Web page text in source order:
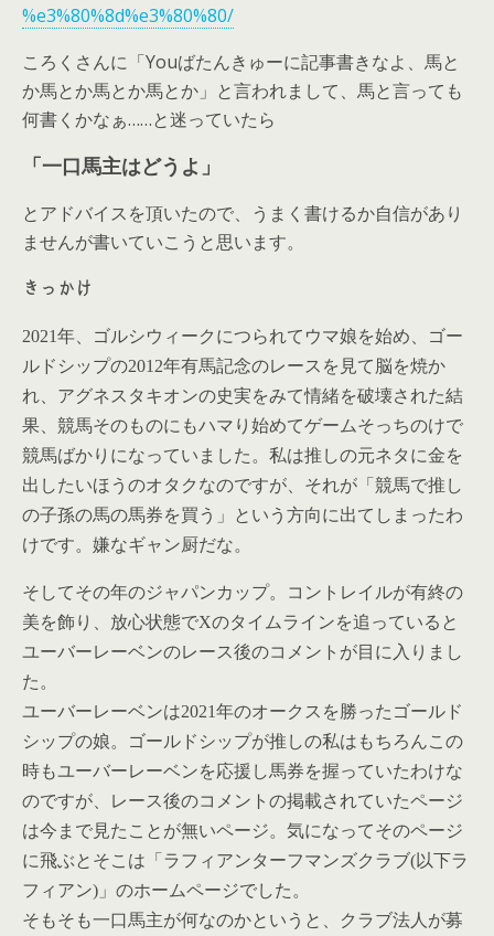
%e3%80%8d%e3%80%80/
ころくさんに「Youばたんきゅーに記事書きなよ、馬と
か馬とか馬とか馬とか」と言われまして、馬と言っても
何書くかなぁ……と迷っていたら
「一口馬主はどうよ」
とアドバイスを頂いたので、うまく書けるか自信があり
ませんが書いていこうと思います。
きっかけ
2021年、ゴルシウィークにつられてウマ娘を始め、ゴー
ルドシップの2012年有馬記念のレースを見て脳を焼か
れ、アグネスタキオンの史実をみて情緒を破壊された結
果、競馬そのものにもハマり始めてゲームそっちのけで
競馬ばかりになっていました。私は推しの元ネタに金を
出したいほうのオタクなのですが、それが「競馬で推し
の子孫の馬の馬券を買う」という方向に出てしまったわ
けです。 嫌なギャン厨だな。
そしてその年のジャパンカップ。コントレイルが有終の
美を飾り、放心状態でXのタイムラインを追っていると
ユーバーレーベンのレース後のコメントが目に入りまし
た。
ユーバーレーベンは2021年のオークスを勝ったゴールド
シップの娘。ゴールドシップが推しの私はもちろんこの
時もユーバーレーベンを応援し馬券を握っていたわけな
のですが、レース後のコメントの掲載されていたページ
は今まで見たことが無いページ。気になってそのページ
に飛ぶとそこは 「ラフィアンターフマンズクラブ(以下ラ
フィアン)」 のホームページでした。
そもそも一口馬主が何なのかというと、クラブ法人が募